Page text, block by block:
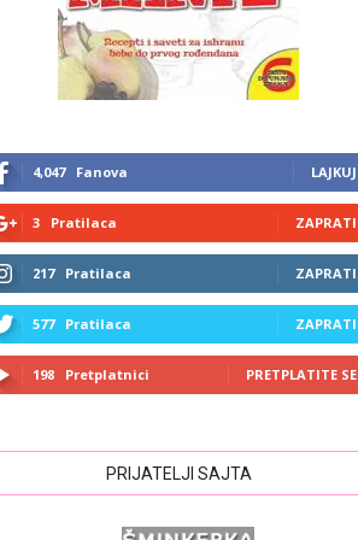
4,047 Fanova LAJKUJ
3 Pratilaca ZAPRATI
217 Pratilaca ZAPRATI
577 Pratilaca ZAPRATI
198 Pretplatnici PRETPLATITE SE
PRIJATELJI SAJTA